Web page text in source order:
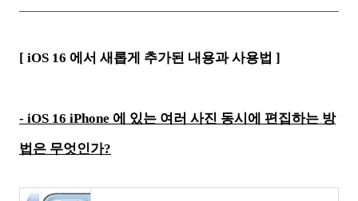
[ iOS 16 에서 새롭게 추가된 내용과 사용법 ]
- iOS 16 iPhone 에 있는 여러 사진 동시에 편집하는 방
법은 무엇인가?